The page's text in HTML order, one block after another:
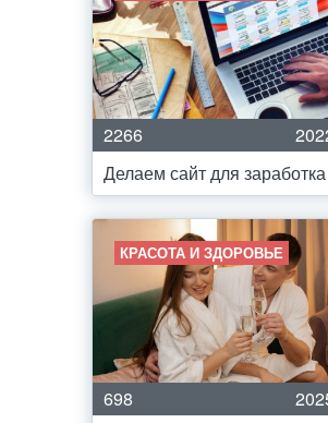
2266
Делаем сайт для заработка
КРАСОТА И ЗДОРОВЬЕ
698